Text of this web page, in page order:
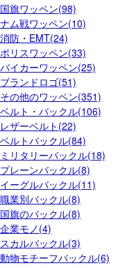
国旗ワッペン(98)
ナム戦ワッペン(10)
消防・EMT(24)
ポリスワッペン(33)
バイカーワッペン(25)
ブランドロゴ(51)
その他のワッペン(351)
ベルト・バックル(106)
レザーベルト(22)
ベルトバックル(84)
ミリタリーバックル(18)
プレーンバックル(8)
イーグルバックル(11)
職業別バックル(8)
国旗のバックル(8)
企業モノ(4)
スカルバックル(3)
動物モチーフバックル(6)